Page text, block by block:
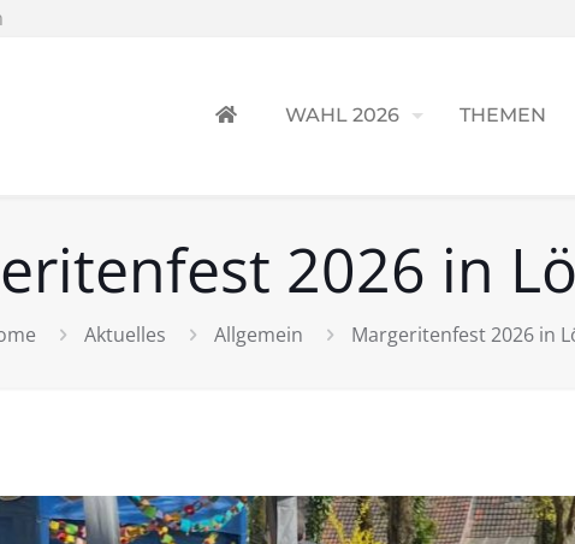
WAHL 2026 THEMEN
2026 in
Aktuelles Allgemein Margeritenfest 2026 in